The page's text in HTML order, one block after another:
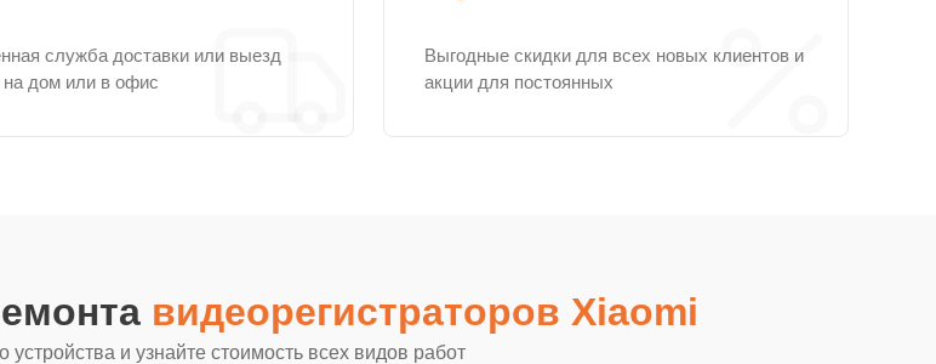
служба доставки или выезд
на дом или в офис
Выгодные скидки для всех новых клиентов и
акции для постоянных
видеорегистраторов Xiaomi
и узнайте стоимость всех видов работ